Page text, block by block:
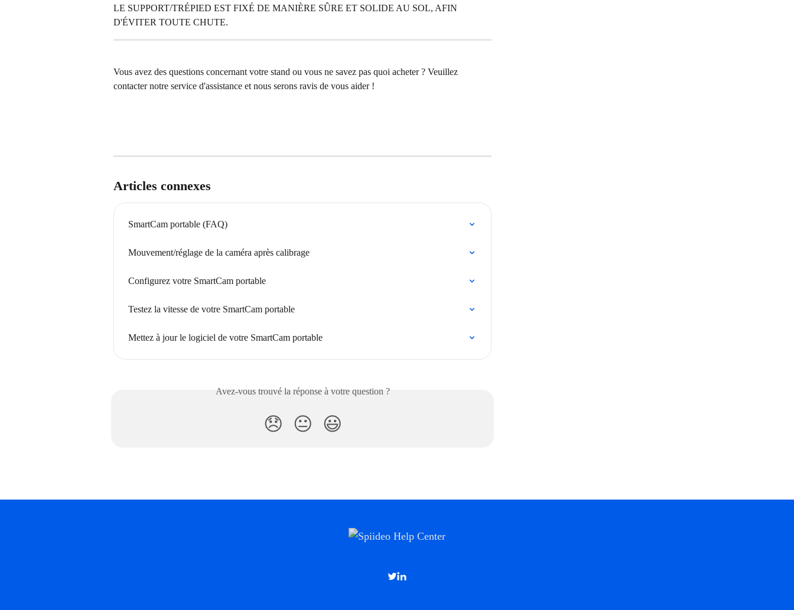
LE SUPPORT/TRÉPIED EST FIXÉ DE MANIÈRE SÛRE ET SOLIDE AU SOL, AFIN
D'ÉVITER TOUTE CHUTE.
Vous avez des questions concernant votre stand ou vous ne savez pas quoi acheter ? Veuillez
contacter notre service d'assistance et nous serons ravis de vous aider !
Articles connexes
SmartCam portable (FAQ)
Mouvement/réglage de la caméra après calibrage
Configurez votre SmartCam portable
Testez la vitesse de votre SmartCam portable
Mettez à jour le logiciel de votre SmartCam portable
Avez-vous trouvé la réponse à votre question ?
😞 😐 😃